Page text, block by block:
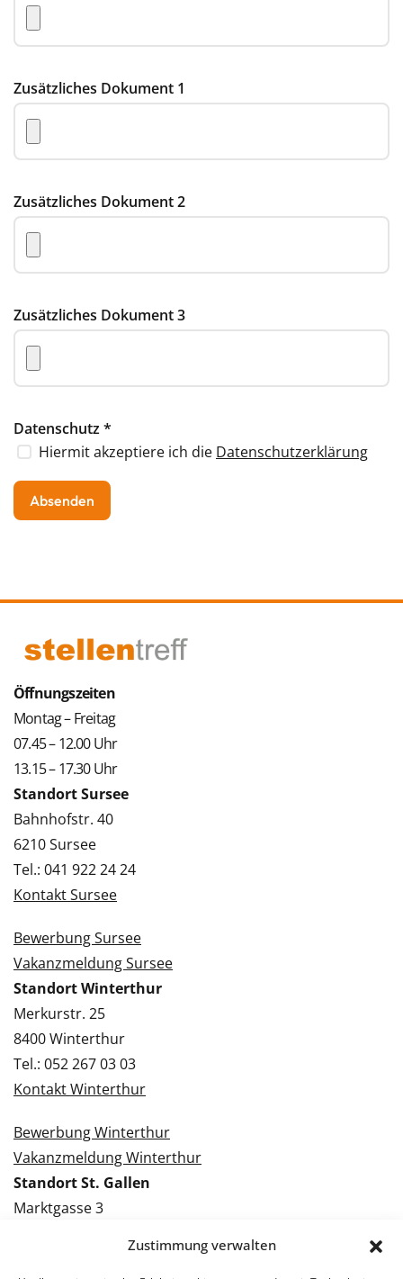
Zustimmung verwalten
Zusätzliches Dokument 1
Zusätzliches Dokument 2
Zusätzliches Dokument 3
Datenschutz*
Hiermit akzeptiere ich die Datenschutzerklärung
Öffnungszeiten
Montag – Freitag
07.45 – 12.00 Uhr
13.15 – 17.30 Uhr
Standort Sursee
Bahnhofstr. 40
6210 Sursee
Tel.: 041 922 24 24
Kontakt Sursee
Bewerbung Sursee
Vakanzmeldung Sursee
Standort Winterthur
Merkurstr. 25
8400 Winterthur
Tel.: 052 267 03 03
Kontakt Winterthur
Bewerbung Winterthur
Vakanzmeldung Winterthur
Standort St. Gallen
Marktgasse 3